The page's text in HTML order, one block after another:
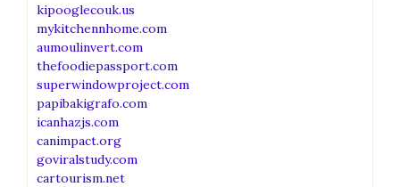
kipooglecouk.us
mykitchennhome.com
aumoulinvert.com
thefoodiepassport.com
superwindowproject.com
papibakigrafo.com
icanhazjs.com
canimpact.org
goviralstudy.com
cartourism.net